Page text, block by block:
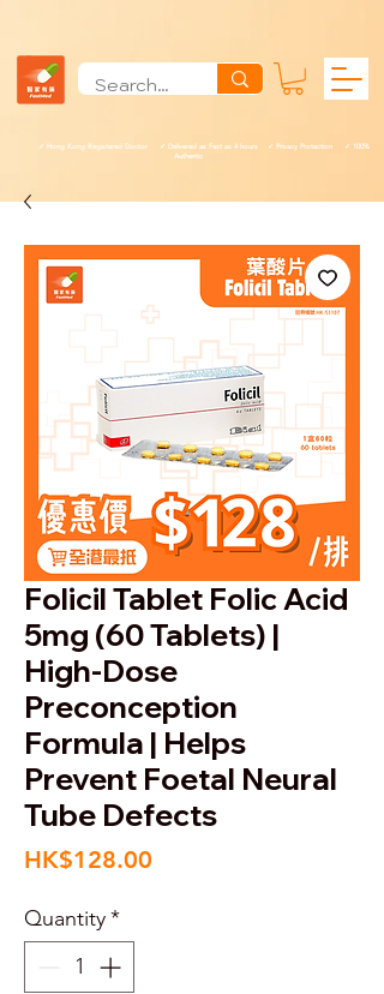
✓ Hong Kong Registered Doctor ✓ Delivered as Fast as 4 hours ✓ Privacy Protection ✓ 100%
Authentic
Folicil Tablet Folic Acid
5mg (60 Tablets) |
High-Dose
Preconception
Formula | Helps
Prevent Foetal Neural
Tube Defects
HK$128.00
Quantity*